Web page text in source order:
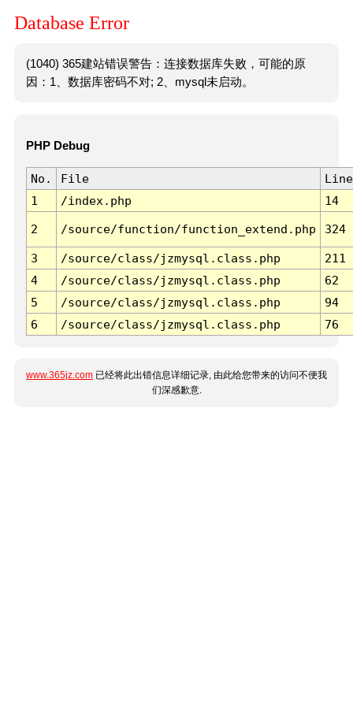
Database Error
(1040) 365建站错误警告：连接数据库失败，可能的原
因：1、数据库密码不对; 2、mysql未启动。
PHP Debug
No. File
Line
1
/index.php 14
2 /source/function/function_extend.php 324
3 /source/class/jzmysql.class.php
211
4
/source/class/jzmysql.class.php
62
5
/source/class/jzmysql.class.php
94
6
/source/class/jzmysql.class.php 76
www.365jz.com 已经将此出错信息详细记录, 由此给您带来的访问不便我
们深感歉意.